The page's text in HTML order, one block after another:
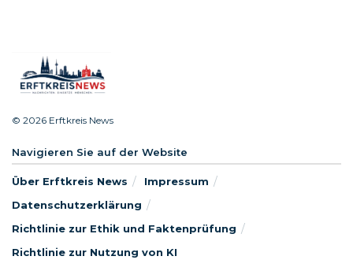
© 2026 Erftkreis News
Navigieren Sie auf der Website
Über Erftkreis News
Impressum
Datenschutzerklärung
Richtlinie zur Ethik und Faktenprüfung
Richtlinie zur Nutzung von KI